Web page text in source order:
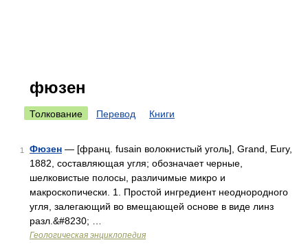
фюзен
Толкование Перевод Книги
1 Фюзен — [франц. fusain волокнистый уголь], Grand, Eury,
1882, составляющая угля; обозначает черные,
шелковистые полосы, различимые микро и
макроскопически. 1. Простой ингредиент неоднородного
угля, залегающий во вмещающей основе в виде линз
разл.&#8230; …
Геологическая энциклопедия